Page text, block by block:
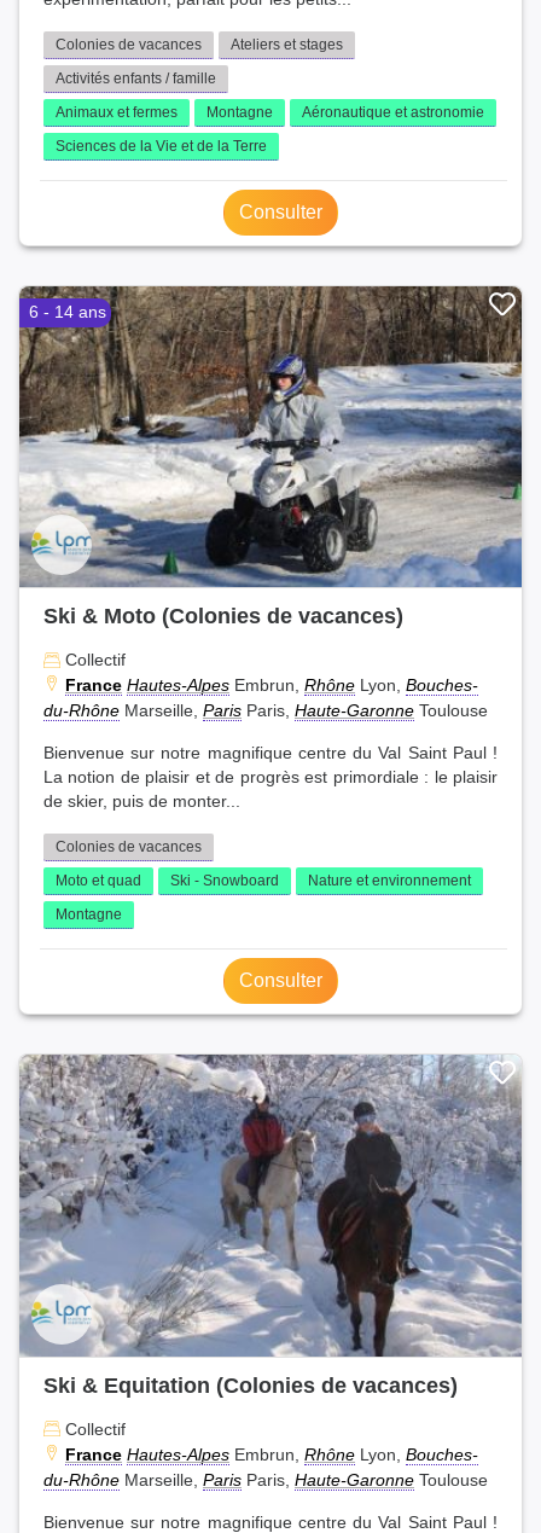
Colonies de vacances
Ateliers et stages
Activités enfants / famille
Animaux et fermes
Montagne
Aéronautique et astronomie
Sciences de la Vie et de la Terre
Consulter
6 - 14 ans
Ski & Moto (Colonies de vacances)
Collectif
France Hautes-Alpes Embrun, Rhône Lyon, Bouches-
du-Rhône Marseille, Paris Paris, Haute-Garonne Toulouse
Bienvenue sur notre magnifique centre du Val Saint Paul !
La notion de plaisir et de progrès est primordiale : le plaisir
de skier, puis de monter...
Colonies de vacances
Moto et quad
Ski - Snowboard
Nature et environnement
Montagne
Consulter
Ski & Equitation (Colonies de vacances)
Collectif
France Hautes-Alpes Embrun, Rhône Lyon, Bouches-
du-Rhône Marseille, Paris Paris, Haute-Garonne Toulouse
Bienvenue sur notre magnifique centre du Val Saint Paul !